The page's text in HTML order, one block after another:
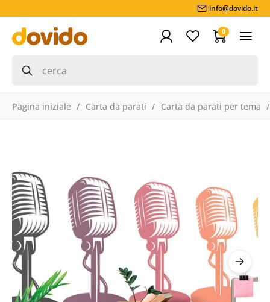
info@dovido.it
0
Pagina iniziale Carta da parati Carta da parati per tema